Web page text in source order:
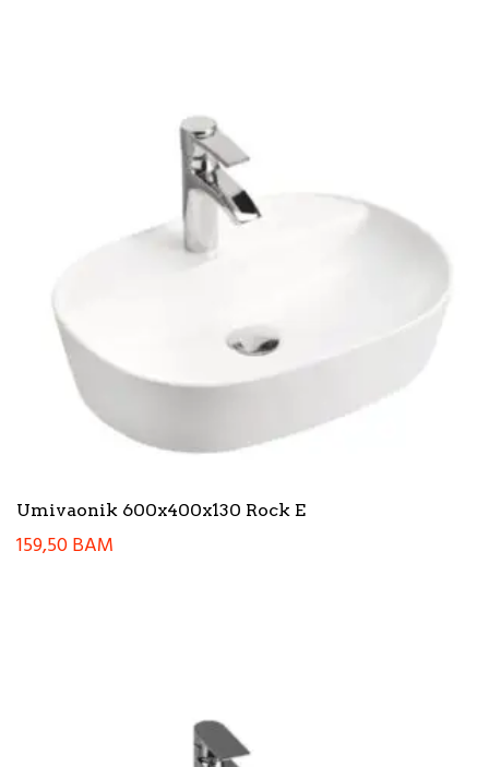
Umivaonik 600x400x130 Rock E
159,50BAM